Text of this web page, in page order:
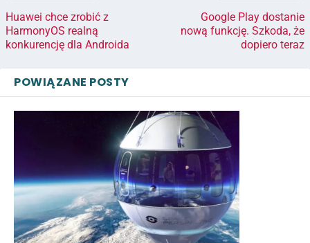
Huawei chce zrobić z
HarmonyOS realną
konkurencję dla Androida
Google Play dostanie
nową funkcję. Szkoda, że
dopiero teraz
POWIĄZANE POSTY